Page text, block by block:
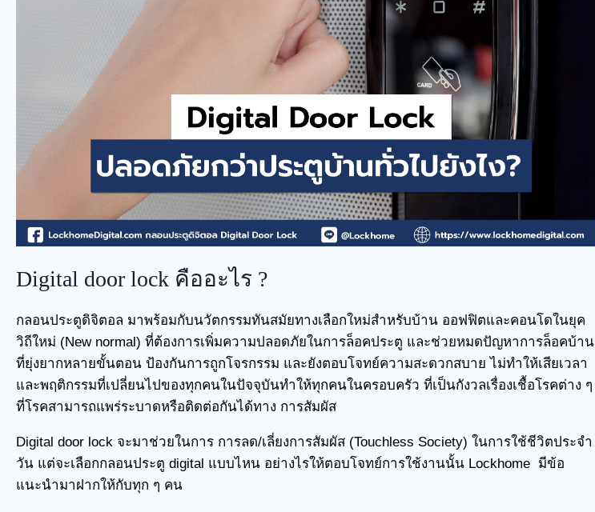
Digital door lock คืออะไร ?
กลอนประตูดิจิตอล มาพร้อมกับนวัตกรรมทันสมัยทางเลือกใหม่สำหรับบ้าน ออฟฟิตและคอนโดในยุค
วิถีใหม่ (New normal) ที่ต้องการเพิ่มความปลอดภัยในการล็อคประตู และช่วยหมดปัญหาการล็อคบ้าน
ที่ยุ่งยากหลายขั้นตอน ป้องกันการถูกโจรกรรม และยังตอบโจทย์ความสะดวกสบาย ไม่ทำให้เสียเวลา
และพฤติกรรมที่เปลี่ยนไปของทุกคนในปัจจุบันทำให้ทุกคนในครอบครัว ที่เป็นกังวลเรื่องเชื้อโรคต่าง ๆ
ที่โรคสามารถแพร่ระบาดหรือติดต่อกันได้ทาง การสัมผัส
Digital door lock จะมาช่วยในการ การลด/เลี่ยงการสัมผัส (Touchless Society) ในการใช้ชีวิตประจำ
วัน แต่จะเลือกกลอนประตู digital แบบไหน อย่างไรให้ตอบโจทย์การใช้งานนั้น Lockhome มีข้อ
แนะนำมาฝากให้กับทุก ๆ คน